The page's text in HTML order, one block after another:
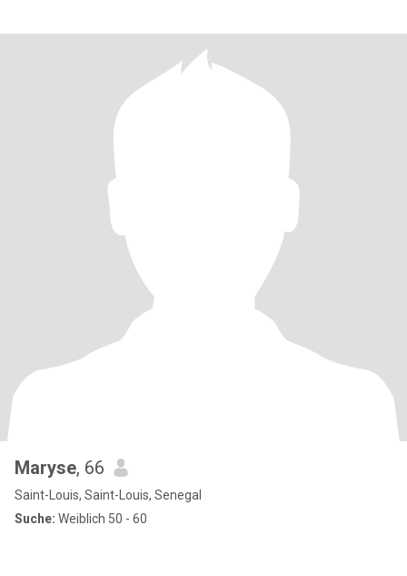
Maryse, 66
Saint-Louis, Saint-Louis, Senegal
Suche: Weiblich 50 - 60